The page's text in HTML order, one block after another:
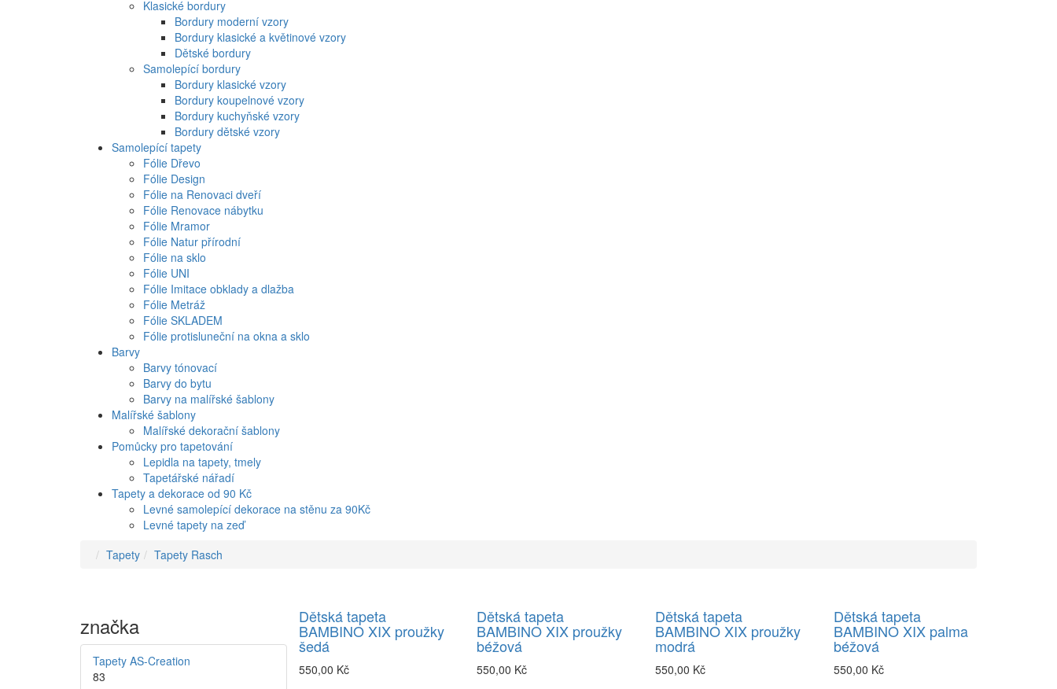
Klasické bordury
Bordury moderní vzory
Bordury klasické a květinové vzory
Dětské bordury
Samolepící bordury
Bordury klasické vzory
Bordury koupelnové vzory
Bordury kuchyňské vzory
Bordury dětské vzory
Samolepící tapety
Fólie Dřevo
Fólie Design
Fólie na Renovaci dveří
Fólie Renovace nábytku
Fólie Mramor
Fólie Natur přírodní
Fólie na sklo
Fólie UNI
Fólie Imitace obklady a dlažba
Fólie Metráž
Fólie SKLADEM
Fólie protisluneční na okna a sklo
Barvy
Barvy tónovací
Barvy do bytu
Barvy na malířské šablony
Malířské šablony
Malířské dekorační šablony
Pomůcky pro tapetování
Lepidla na tapety, tmely
Tapetářské nářadí
Tapety a dekorace od 90 Kč
Levné samolepící dekorace na stěnu za 90Kč
Levné tapety na zeď
Tapety
Tapety Rasch
značka
Tapety AS-Creation
83
Dětská tapeta
BAMBINO XIX proužky
šedá
550,00 Kč
Dětská tapeta
BAMBINO XIX proužky
béžová
550,00 Kč
Dětská tapeta
BAMBINO XIX proužky
modrá
550,00 Kč
Dětská tapeta
BAMBINO XIX palma
béžová
550,00 Kč